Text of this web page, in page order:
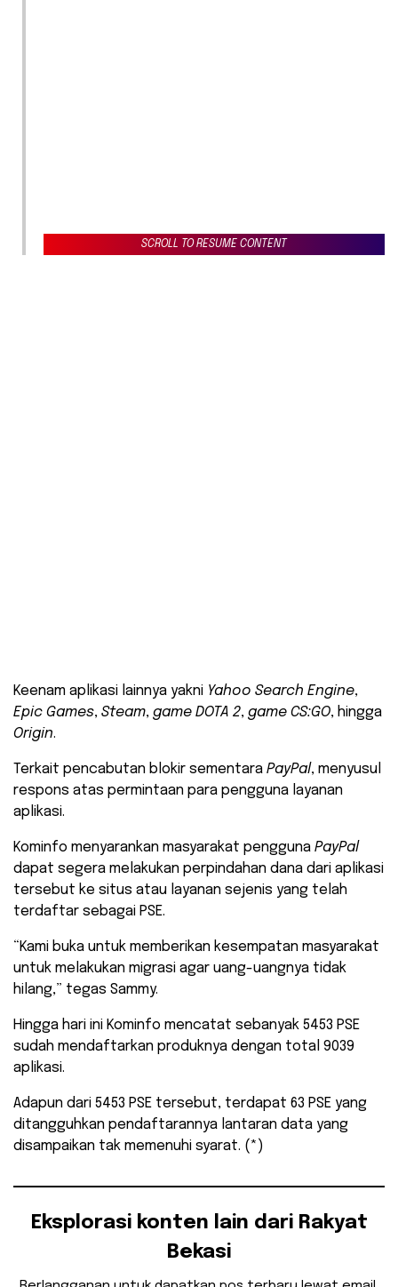
SCROLL TO RESUME CONTENT
Keenam aplikasi lainnya yakni Yahoo Search Engine,
Epic Games, Steam, game DOTA 2, game CS:GO, hingga
Origin.
Terkait pencabutan blokir sementara PayPal, menyusul
respons atas permintaan para pengguna layanan
aplikasi.
Kominfo menyarankan masyarakat pengguna PayPal
dapat segera melakukan perpindahan dana dari aplikasi
tersebut ke situs atau layanan sejenis yang telah
terdaftar sebagai PSE.
“Kami buka untuk memberikan kesempatan masyarakat
untuk melakukan migrasi agar uang-uangnya tidak
hilang,” tegas Sammy.
Hingga hari ini Kominfo mencatat sebanyak 5453 PSE
sudah mendaftarkan produknya dengan total 9039
aplikasi.
Adapun dari 5453 PSE tersebut, terdapat 63 PSE yang
ditangguhkan pendaftarannya lantaran data yang
disampaikan tak memenuhi syarat. (*)
Eksplorasi konten lain dari Rakyat
Bekasi